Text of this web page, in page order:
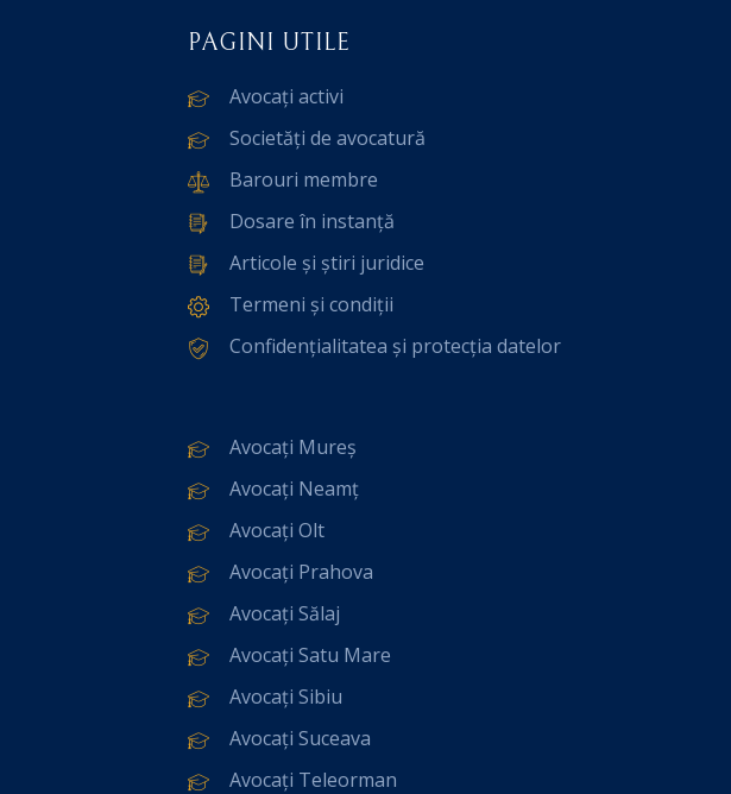
PAGINI UTILE
Avocați activi
Societăți de avocatură
Barouri membre
Dosare în instanță
Articole și știri juridice
Termeni și condiții
Confidențialitatea și protecția datelor
Avocați Mureș
Avocați Neamț
Avocați Olt
Avocați Prahova
Avocați Sălaj
Avocați Satu Mare
Avocați Sibiu
Avocați Suceava
Avocați Teleorman